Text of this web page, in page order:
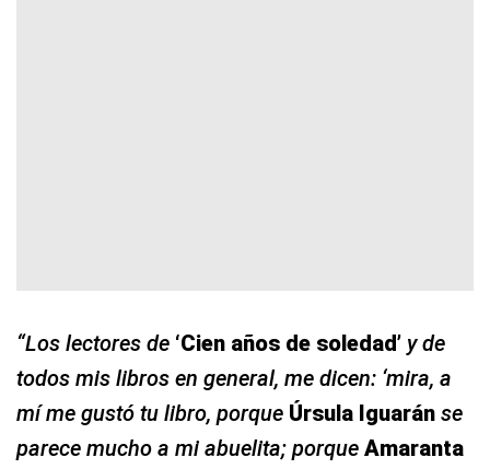
“Los lectores de ‘Cien años de soledad’ y de
todos mis libros en general, me dicen: ‘mira, a
mí me gustó tu libro, porque Úrsula Iguarán se
parece mucho a mi abuelita; porque Amaranta